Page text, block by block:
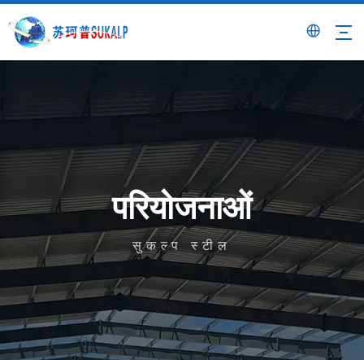
परियोजनाओं
सुकल्प स्टील